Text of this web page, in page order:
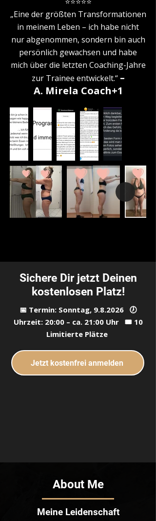
„Eine der größten Transformationen
in meinem Leben – ich habe nicht
nur abgenommen, sondern bin auch
persönlich gewachsen und habe
mich über die letzten Coaching-Jahre
zur Trainee entwickelt.“ –
A. Mirela Coach+1
Sichere Dir jetzt Deinen
kostenlosen Platz!
📅 Termin: Sonntag, 9.8.2026 🕖
Uhrzeit: 20:00 – ca. 21:00 Uhr 🎟️ 10
Limitierte Plätze
Jetzt kostenfrei anmelden
About Me
Meine Leidenschaft